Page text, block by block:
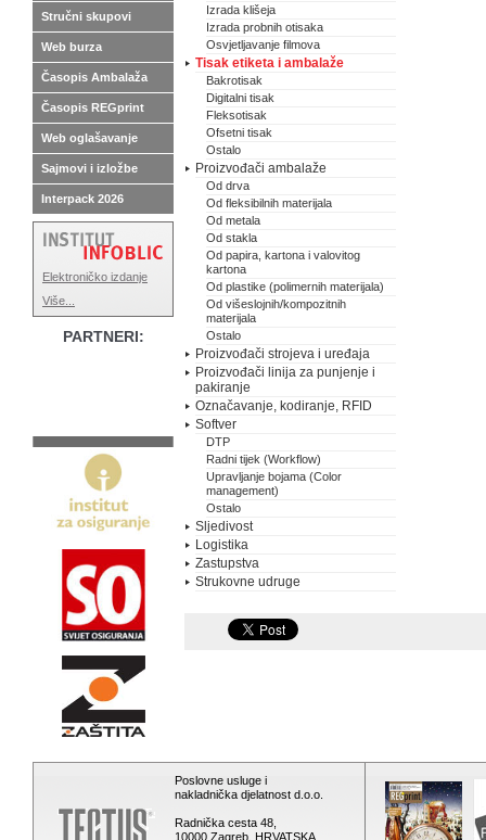
Izrada klišeja
Izrada probnih otisaka
Osvjetljavanje filmova
Tisak etiketa i ambalaže
Bakrotisak
Digitalni tisak
Fleksotisak
Ofsetni tisak
Ostalo
Proizvođači ambalaže
Od drva
Od fleksibilnih materijala
Od metala
Od stakla
Od papira, kartona i valovitog
kartona
Od plastike (polimernih materijala)
Od višeslojnih/kompozitnih
materijala
Ostalo
Proizvođači strojeva i uređaja
Proizvođači linija za punjenje i
pakiranje
Označavanje, kodiranje, RFID
Softver
DTP
Radni tijek (Workflow)
Upravljanje bojama (Color
management)
Ostalo
Sljedivost
Logistika
Zastupstva
Strukovne udruge
Stručni skupovi
Web burza
Časopis Ambalaža
Časopis REGprint
Web oglašavanje
Sajmovi i izložbe
Interpack 2026
Elektroničko izdanje
Više...
PARTNERI:
Poslovne usluge i
nakladnička djelatnost d.o.o.
Radnička cesta 48,
10000 Zagreb, HRVATSKA